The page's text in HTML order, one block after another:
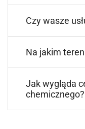
Czy wasze
Na jakim
Jak wygląda
chemicznego?